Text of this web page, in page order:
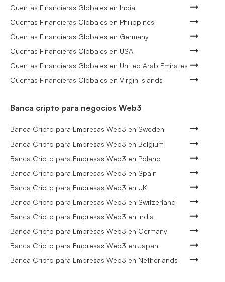
Cuentas Financieras Globales en India
Cuentas Financieras Globales en Philippines
Cuentas Financieras Globales en Germany
Cuentas Financieras Globales en USA
Cuentas Financieras Globales en United Arab Emirates
Cuentas Financieras Globales en Virgin Islands
Banca cripto para negocios Web3
Banca Cripto para Empresas Web3 en Sweden
Banca Cripto para Empresas Web3 en Belgium
Banca Cripto para Empresas Web3 en Poland
Banca Cripto para Empresas Web3 en Spain
Banca Cripto para Empresas Web3 en UK
Banca Cripto para Empresas Web3 en Switzerland
Banca Cripto para Empresas Web3 en India
Banca Cripto para Empresas Web3 en Germany
Banca Cripto para Empresas Web3 en Japan
Banca Cripto para Empresas Web3 en Netherlands